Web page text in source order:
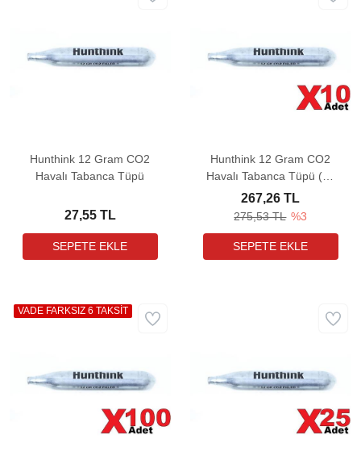
Hunthink 12 Gram CO2
Havalı Tabanca Tüpü
27,55 TL
Hunthink 12 Gram CO2
Havalı Tabanca Tüpü (10
Adet)
275,53 TL %3
267,26 TL
VADE FARKSIZ 6 TAKSİT